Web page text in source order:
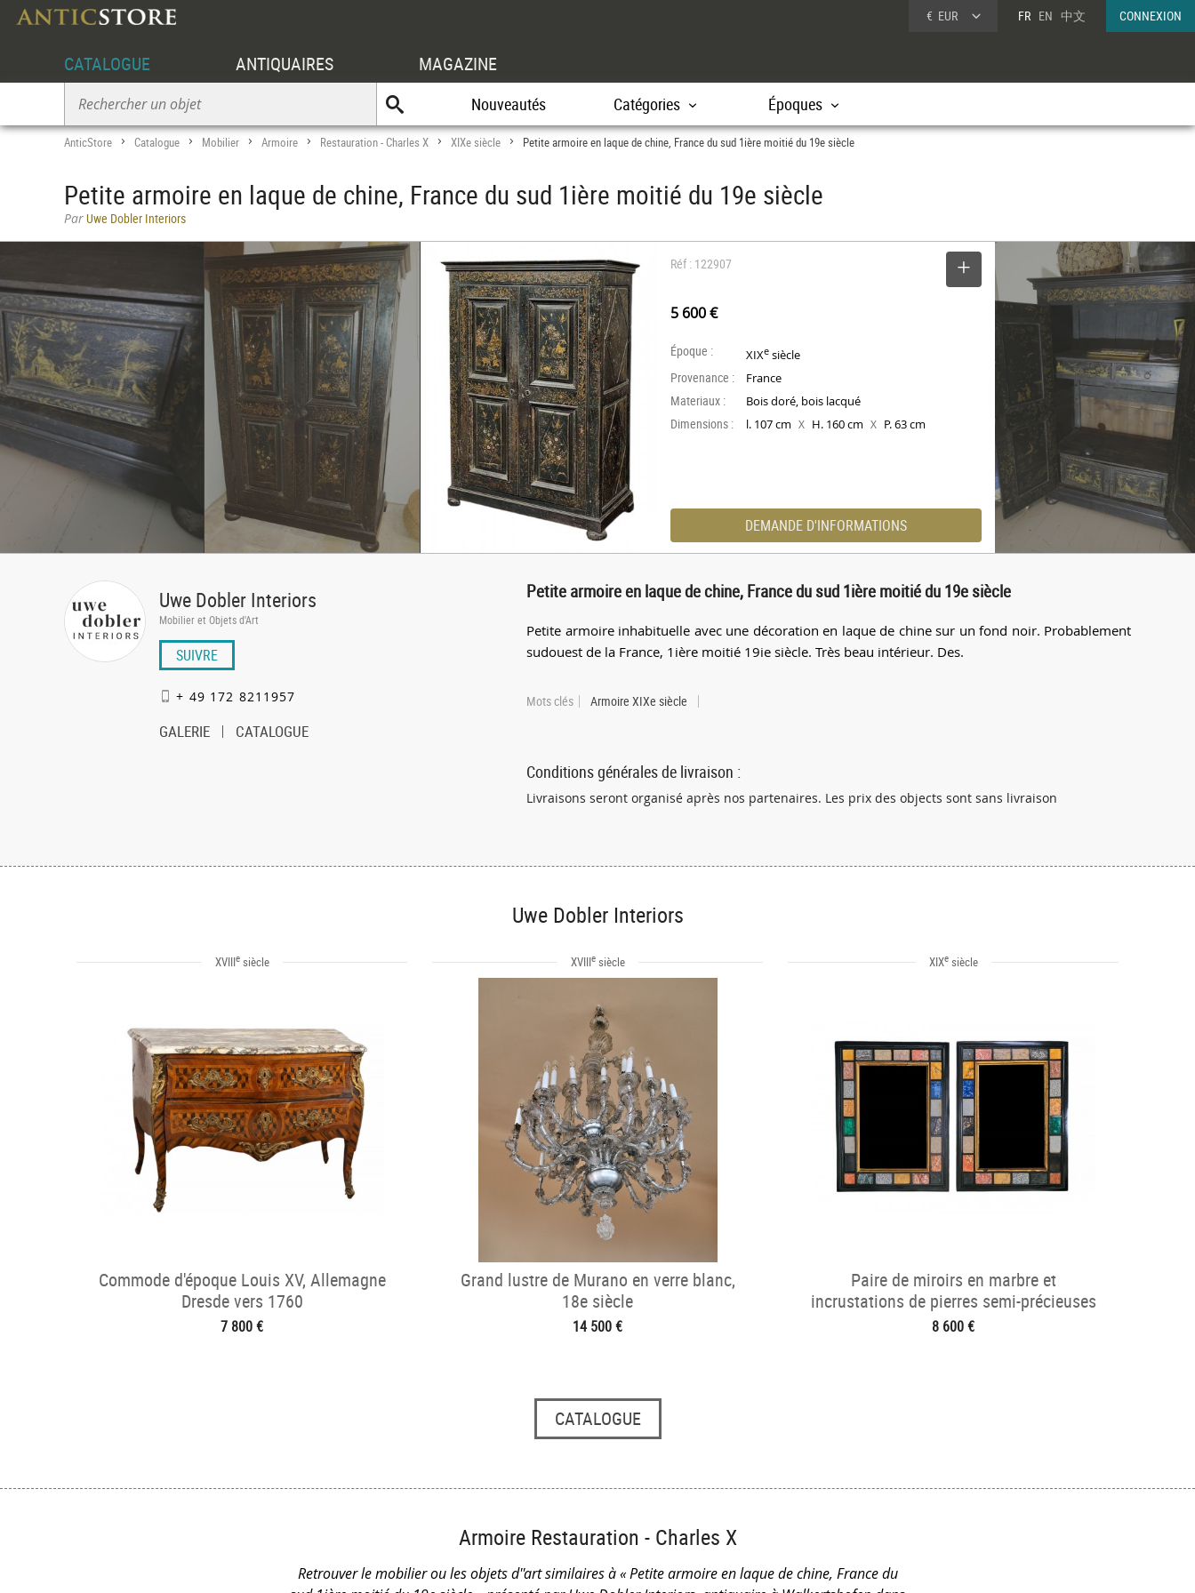
€ EUR FR EN 中文 CONNEXION
CATALOGUE ANTIQUAIRES MAGAZINE
Nouveautés Catégories Époques
AnticStore > Catalogue > Mobilier > Armoire > Restauration - Charles X > XIXe siècle > Petite armoire en laque de chine, France du sud 1ière moitié du 19e siècle
Petite armoire en laque de chine, France du sud 1ière moitié du 19e siècle
ParUwe Dobler Interiors
Réf : 122907
5 600 €
Époque : XIXe siècle
Provenance : France
Materiaux : Bois doré, bois lacqué
Dimensions : l. 107 cm X H. 160 cm X P. 63 cm
DEMANDE D'INFORMATIONS
Uwe Dobler Interiors
Mobilier et Objets d'Art
SUIVRE
+ 49 172 8211957
GALERIE CATALOGUE
Petite armoire en laque de chine, France du sud 1ière moitié du 19e siècle
Petite armoire inhabituelle avec une décoration en laque de chine sur un fond noir. Probablement
sudouest de la France, 1ière moitié 19ie siècle. Très beau intérieur. Des.
Mots clés Armoire XIXe siècle
Conditions générales de livraison :
Livraisons seront organisé après nos partenaires. Les prix des objects sont sans livraison
Uwe Dobler Interiors
XVIIIesiècle
Commode d'époque Louis XV, Allemagne
Dresde vers 1760
7 800 €
XVIIIesiècle
Grand lustre de Murano en verre blanc,
18e siècle
14 500 €
XIXesiècle
Paire de miroirs en marbre et
incrustations de pierres semi-précieuses
8 600 €
CATALOGUE
Armoire Restauration - Charles X
Retrouver le mobilier ou les objets d''art similaires à « Petite armoire en laque de chine, France du